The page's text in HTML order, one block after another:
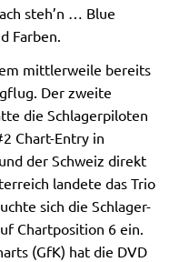
steh’n … Blue
Farben.
mittlerweile bereits
Der zweite
die Schlagerpiloten
Chart-Entry in
der Schweiz direkt
landete das Trio
sich die Schlager-
Chartposition 6 ein.
(GfK) hat die DVD